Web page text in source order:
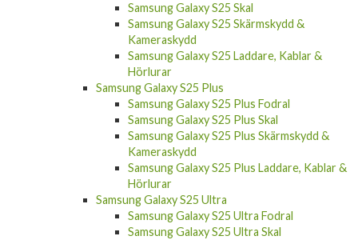
Samsung Galaxy S25 Skal
Samsung Galaxy S25 Skärmskydd &
Kameraskydd
Samsung Galaxy S25 Laddare, Kablar &
Hörlurar
Samsung Galaxy S25 Plus
Samsung Galaxy S25 Plus Fodral
Samsung Galaxy S25 Plus Skal
Samsung Galaxy S25 Plus Skärmskydd &
Kameraskydd
Samsung Galaxy S25 Plus Laddare, Kablar &
Hörlurar
Samsung Galaxy S25 Ultra
Samsung Galaxy S25 Ultra Fodral
Samsung Galaxy S25 Ultra Skal